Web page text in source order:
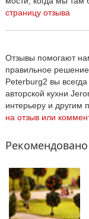
страницу отзыва
Отзывы помогают
правильное
Peterburg2 вы
авторской кухни
интерьеру и другим
на отзыв или